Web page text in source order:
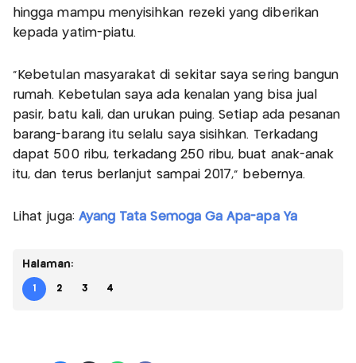
hingga mampu menyisihkan rezeki yang diberikan
kepada yatim-piatu.
"Kebetulan masyarakat di sekitar saya sering bangun
rumah. Kebetulan saya ada kenalan yang bisa jual
pasir, batu kali, dan urukan puing. Setiap ada pesanan
barang-barang itu selalu saya sisihkan. Terkadang
dapat 500 ribu, terkadang 250 ribu, buat anak-anak
itu, dan terus berlanjut sampai 2017," bebernya.
Lihat juga: Ayang Tata Semoga Ga Apa-apa Ya
Halaman:
1 2 3 4